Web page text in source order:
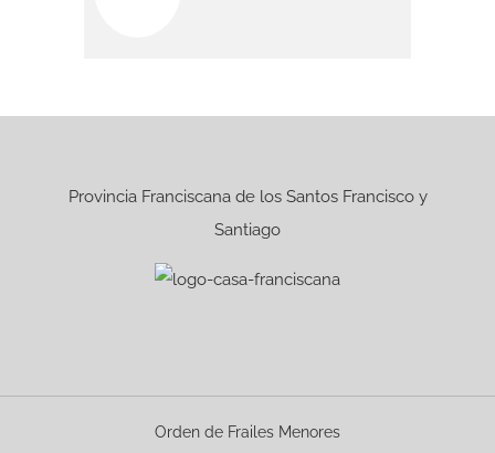
Provincia Franciscana de los Santos Francisco y
Santiago
Orden de Frailes Menores